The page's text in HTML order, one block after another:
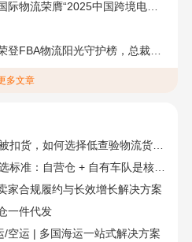
中国跨境电商物流头程物流标杆企业奖”
护榜，总裁彭祖花摘得跨境物流“大航海家”桂冠
多文章
货，如何选择低查验物流货代？
：自营仓 + 自有车队是核心硬指标
家合规履约与长效增长解决方案
一件代发
空运 | 多国海运一站式解决方案